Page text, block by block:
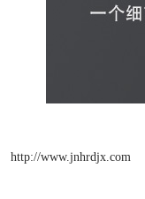
http://www.jnhrdjx.com